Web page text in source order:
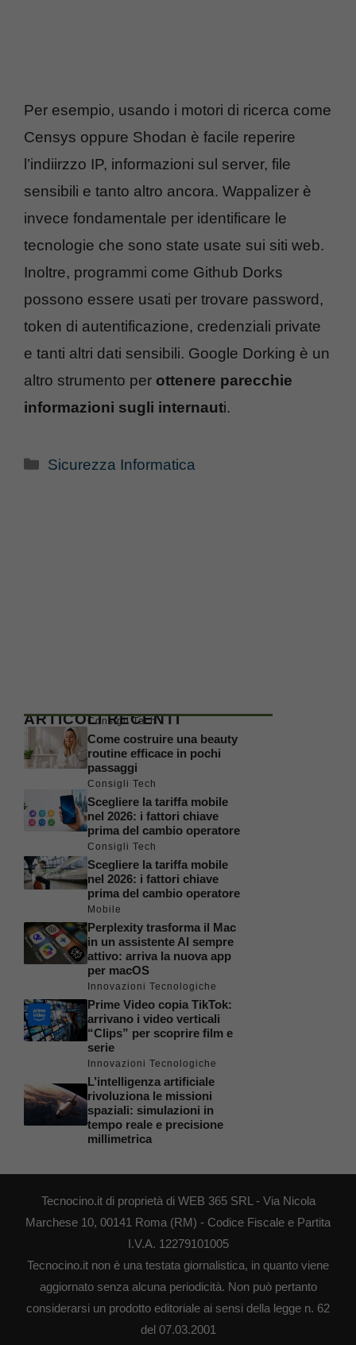
Per esempio, usando i motori di ricerca come
Censys oppure Shodan è facile reperire
l’indiirzzo IP, informazioni sul server, file
sensibili e tanto altro ancora. Wappalizer è
invece fondamentale per identificare le
tecnologie che sono state usate sui siti web.
Inoltre, programmi come Github Dorks
possono essere usati per trovare password,
token di autentificazione, credenziali private
e tanti altri dati sensibili. Google Dorking è un
altro strumento per ottenere parecchie
informazioni sugli internauti.
Categorie
Sicurezza Informatica
ARTICOLI RECENTI
Consigli Tech
Come costruire una beauty
routine efficace in pochi
passaggi
Consigli Tech
Scegliere la tariffa mobile
nel 2026: i fattori chiave
prima del cambio operatore
Consigli Tech
Scegliere la tariffa mobile
nel 2026: i fattori chiave
prima del cambio operatore
Mobile
Perplexity trasforma il Mac
in un assistente AI sempre
attivo: arriva la nuova app
per macOS
Innovazioni Tecnologiche
Prime Video copia TikTok:
arrivano i video verticali
“Clips” per scoprire film e
serie
Innovazioni Tecnologiche
L’intelligenza artificiale
rivoluziona le missioni
spaziali: simulazioni in
tempo reale e precisione
millimetrica
Tecnocino.it di proprietà di WEB 365 SRL - Via Nicola
Marchese 10, 00141 Roma (RM) - Codice Fiscale e Partita
I.V.A. 12279101005
Tecnocino.it non è una testata giornalistica, in quanto viene
aggiornato senza alcuna periodicità. Non può pertanto
considerarsi un prodotto editoriale ai sensi della legge n. 62
del 07.03.2001